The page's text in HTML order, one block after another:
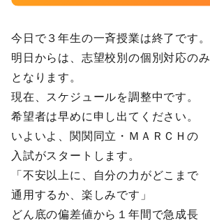
今日で３年生の一斉授業は終了です。
明日からは、志望校別の個別対応のみ
となります。
現在、スケジュールを調整中です。
希望者は早めに申し出てください。
いよいよ、関関同立・ＭＡＲＣＨの
入試がスタートします。
「不安以上に、自分の力がどこまで
通用するか、楽しみです」
どん底の偏差値から１年間で急成長